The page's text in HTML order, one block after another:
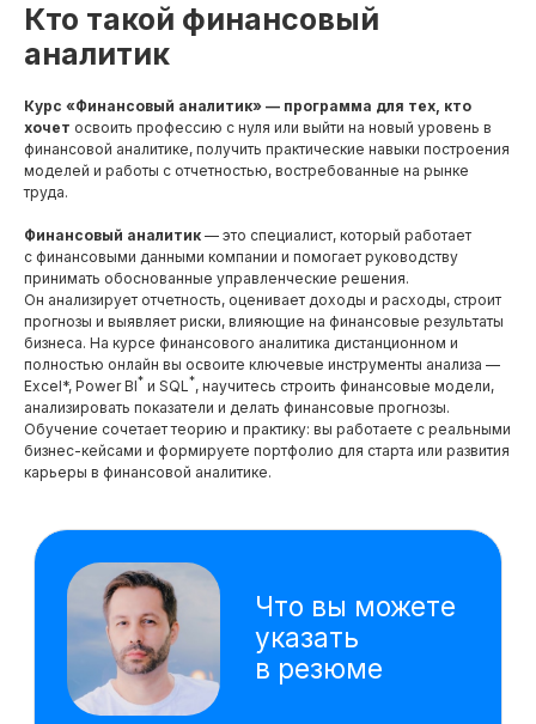
Кто такой финансовый
аналитик
Курс «Финансовый аналитик» — программа для тех, кто
хочет освоить профессию с нуля или выйти на новый уровень в
финансовой аналитике, получить практические навыки построения
моделей и работы с отчетностью, востребованные на рынке
труда.
Финансовый аналитик — это специалист, который работает
с финансовыми данными компании и помогает руководству
принимать обоснованные управленческие решения.
Он анализирует отчетность, оценивает доходы и расходы, строит
прогнозы и выявляет риски, влияющие на финансовые результаты
бизнеса. На курсе финансового аналитика дистанционном и
полностью онлайн вы освоите ключевые инструменты анализа —
Excel*, Power BI* и SQL*, научитесь строить финансовые модели,
анализировать показатели и делать финансовые прогнозы.
Обучение сочетает теорию и практику: вы работаете с реальными
бизнес-кейсами и формируете портфолио для старта или развития
карьеры в финансовой аналитике.
Мои
Провожу факторный анализ
отклонений и выявляю драйверы
Что вы можете
62 тестовых задания на основе реальных
кейсов, которые встречались нашим
студентам на собеседованиях (включая кейсы
от выпускников, которые прошли отбор
в крупные компании)
Посмотерть еще
Автоматизирую анализ данных
с помощью Excel
, Power Query
и Power BI*
153 часа практики: Работа над проектами,
кейсами и тестовыми заданиями